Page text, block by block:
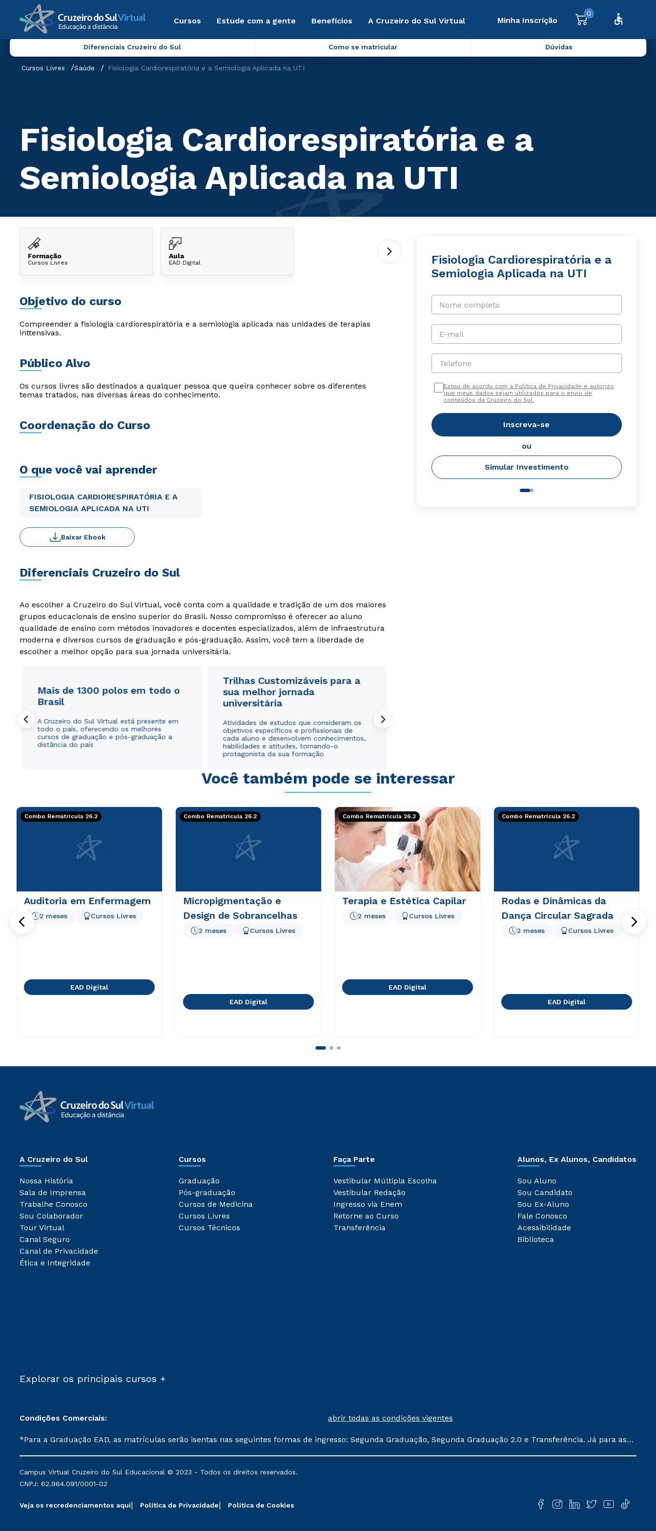
Cursos Estude com a gente Benefícios A Cruzeiro do Sul Virtual Minha Inscrição
0
Diferenciais Cruzeiro do Sul Como se matricular Dúvidas
Cursos Livres Saúde Fisiologia Cardiorespiratória e a Semiologia Aplicada na UTI
Fisiologia Cardiorespiratória e a
Semiologia Aplicada na UTI
Formação
Cursos Livres
Aula
EAD Digital
Objetivo do curso
Compreender a fisiologia cardiorespiratória e a semiologia aplicada nas unidades de terapias
inttensivas.
Público Alvo
Os cursos livres são destinados a qualquer pessoa que queira conhecer sobre os diferentes
temas tratados, nas diversas áreas do conhecimento.
Coordenação do Curso
O que você vai aprender
FISIOLOGIA CARDIORESPIRATÓRIA E A
SEMIOLOGIA APLICADA NA UTI
Baixar Ebook
Diferenciais Cruzeiro do Sul
Ao escolher a Cruzeiro do Sul Virtual, você conta com a qualidade e tradição de um dos maiores
grupos educacionais de ensino superior do Brasil. Nosso compromisso é oferecer ao aluno
qualidade de ensino com métodos inovadores e docentes especializados, além de infraestrutura
moderna e diversos cursos de graduação e pós-graduação. Assim, você tem a liberdade de
escolher a melhor opção para sua jornada universitária.
Mais de 1300 polos em todo o
Brasil
A Cruzeiro do Sul Virtual está presente em
todo o país, oferecendo os melhores
cursos de graduação e pós-graduação a
distância do país
Trilhas Customizáveis para a
sua melhor jornada
universitária
Atividades de estudos que consideram os
objetivos específicos e profissionais de
cada aluno e desenvolvem conhecimentos,
habilidades e atitudes, tornando-o
protagonista da sua formação
Fisiologia Cardiorespiratória e a
Semiologia Aplicada na UTI
Nome completo
E-mail
Telefone
Estou de acordo com a Política de Privacidade e autorizo
que meus dados sejam utilizados para o envio de
conteúdos da Cruzeiro do Sul.
Inscreva-se
ou
Simular Investimento
Você também pode se interessar
Combo Rematrícula 26.2
Auditoria em Enfermagem
2 meses Cursos Livres
EAD Digital
Combo Rematrícula 26.2
Micropigmentação e
Design de Sobrancelhas
2 meses Cursos Livres
EAD Digital
Combo Rematrícula 26.2
Terapia e Estética Capilar
2 meses Cursos Livres
EAD Digital
Combo Rematrícula 26.2
Rodas e Dinâmicas da
Dança Circular Sagrada
2 meses Cursos Livres
EAD Digital
A Cruzeiro do Sul
Nossa História
Sala de Imprensa
Trabalhe Conosco
Sou Colaborador
Tour Virtual
Canal Seguro
Canal de Privacidade
Ética e Integridade
Cursos
Graduação
Pós-graduação
Cursos de Medicina
Cursos Livres
Cursos Técnicos
Faça Parte
Vestibular Múltipla Escolha
Vestibular Redação
Ingresso via Enem
Retorne ao Curso
Transferência
Alunos, Ex Alunos, Candidatos
Sou Aluno
Sou Candidato
Sou Ex-Aluno
Fale Conosco
Acessibilidade
Biblioteca
Explorar os principais cursos +
Condições Comerciais: abrir todas as condições vigentes
*Para a Graduação EAD, as matrículas serão isentas nas seguintes formas de ingresso: Segunda Graduação, Segunda Graduação 2.0 e Transferência. Já para as
mantidos conforme negociação. Descontos institucionais poderão sofrer alterações nos períodos de rematrícula conforme exposto no contrato de prestação de
serviços.
Campus Virtual Cruzeiro do Sul Educacional © 2023 - Todos os direitos reservados.
CNPJ: 62.984.091/0001-02
Veja os recredenciamentos aqui Política de Privacidade Política de Cookies
WhatsApp
ou
Estou de acordo com a Política de Privacidade.e
autorizo que meus dados sejam utilizados para o
envio de conteúdos da Cruzeiro do Sul.
WhatsApp
ou
Estou de acordo com a Política de Privacidade.e
autorizo que meus dados sejam utilizados para o
envio de conteúdos da Cruzeiro do Sul.